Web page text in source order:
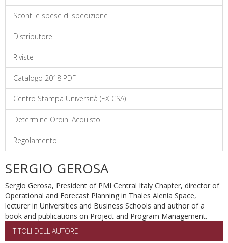
Sconti e spese di spedizione
Distributore
Riviste
Catalogo 2018 PDF
Centro Stampa Università (EX CSA)
Determine Ordini Acquisto
Regolamento
SERGIO GEROSA
Sergio Gerosa, President of PMI Central Italy Chapter, director of
Operational and Forecast Planning in Thales Alenia Space,
lecturer in Universities and Business Schools and author of a
book and publications on Project and Program Management.
TITOLI DELL'AUTORE